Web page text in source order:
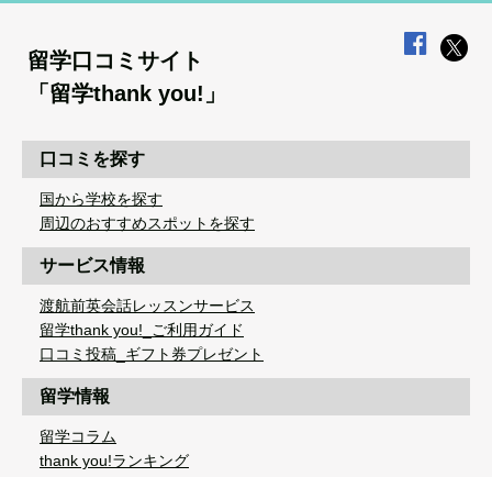
留学口コミサイト
「留学thank you!」
口コミを探す
国から学校を探す
周辺のおすすめスポットを探す
サービス情報
渡航前英会話レッスンサービス
留学thank you!_ご利用ガイド
口コミ投稿_ギフト券プレゼント
留学情報
留学コラム
thank you!ランキング